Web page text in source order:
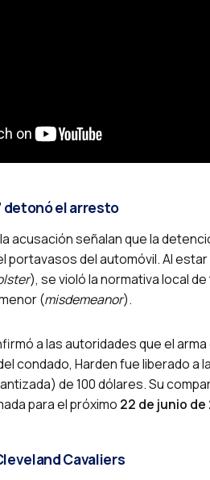
detonó el arresto
acusación señalan que la
portavasos del automóvil. Al estar
), se violó la normativa local
(misdemeanor).
a las autoridades que el
condado, Harden fue liberado a
de 100 dólares. Su
para el próximo 22 de junio de
Cavaliers